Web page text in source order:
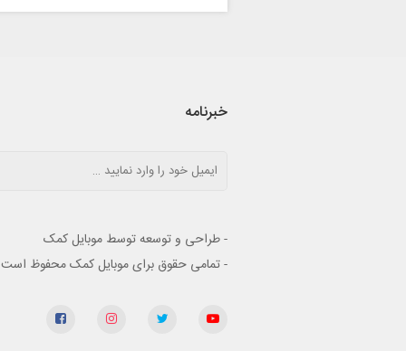
خبرنامه
- طراحی و توسعه توسط موبایل کمک
- تمامی حقوق برای موبایل کمک محفوظ است